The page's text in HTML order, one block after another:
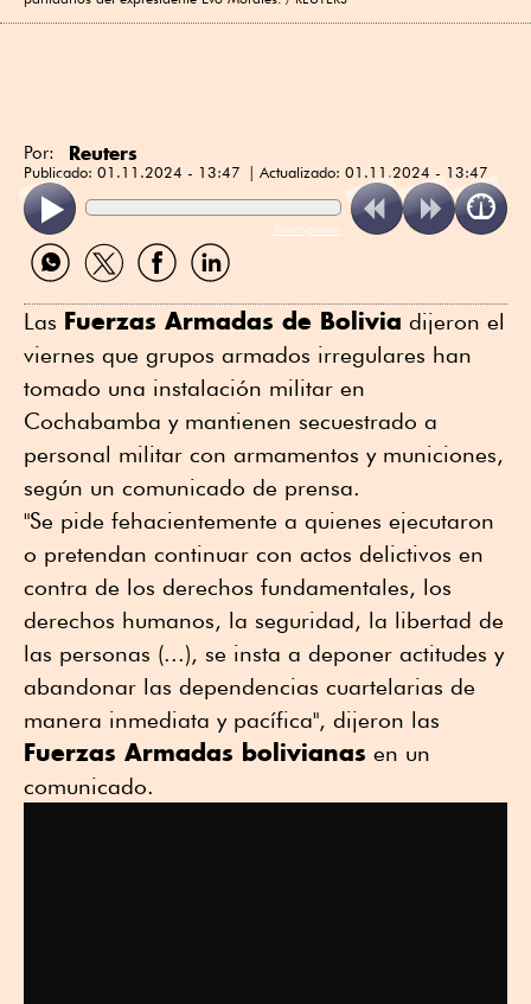
Por: Reuters
Publicado: 01.11.2024 - 13:47 Actualizado: 01.11.2024 - 13:47
ReadSpeaker
Compartir
por
Compartir
por
Compartir
por
Compartir
por
Las Fuerzas Armadas de Bolivia dijeron el
viernes que grupos armados irregulares han
tomado una instalación militar en
Cochabamba y mantienen secuestrado a
personal militar con armamentos y municiones,
según un comunicado de prensa.
"Se pide fehacientemente a quienes ejecutaron
o pretendan continuar con actos delictivos en
contra de los derechos fundamentales, los
derechos humanos, la seguridad, la libertad de
las personas (...), se insta a deponer actitudes y
abandonar las dependencias cuartelarias de
manera inmediata y pacífica", dijeron las
Fuerzas Armadas bolivianas en un
comunicado.